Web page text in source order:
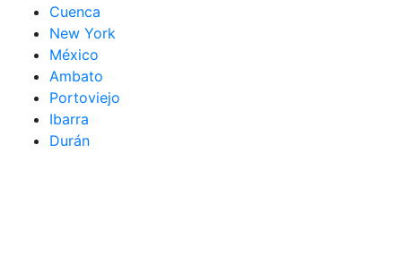
Cuenca
New York
México
Ambato
Portoviejo
Ibarra
Durán